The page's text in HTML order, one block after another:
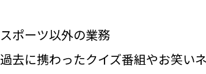
スポーツ以外の業務
過去に携わったクイズ番組やお笑い